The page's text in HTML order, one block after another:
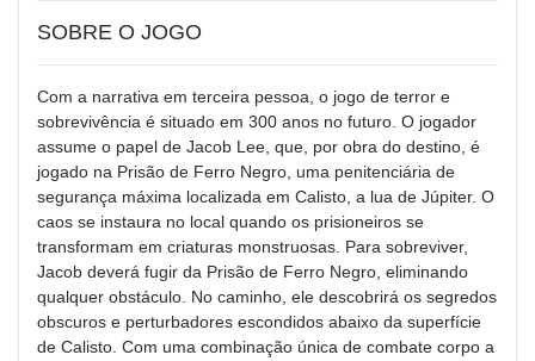
SOBRE O JOGO
Com a narrativa em terceira pessoa, o jogo de terror e
sobrevivência é situado em 300 anos no futuro. O jogador
assume o papel de Jacob Lee, que, por obra do destino, é
jogado na Prisão de Ferro Negro, uma penitenciária de
segurança máxima localizada em Calisto, a lua de Júpiter. O
caos se instaura no local quando os prisioneiros se
transformam em criaturas monstruosas. Para sobreviver,
Jacob deverá fugir da Prisão de Ferro Negro, eliminando
qualquer obstáculo. No caminho, ele descobrirá os segredos
obscuros e perturbadores escondidos abaixo da superfície
de Calisto. Com uma combinação única de combate corpo a